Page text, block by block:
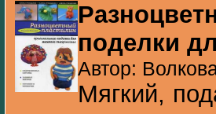
поделки
Автор:
Мягкий,